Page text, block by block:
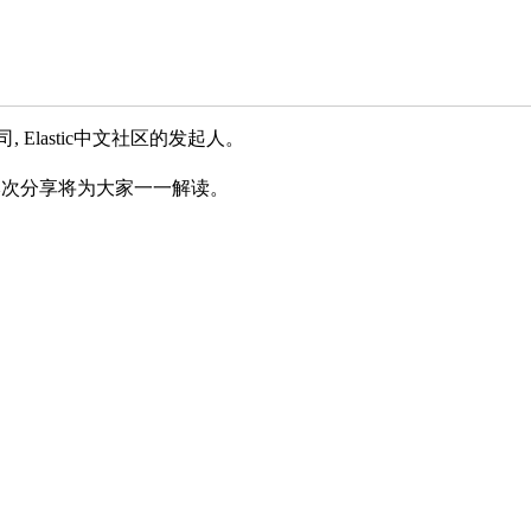
Elastic中文社区的发起人。
分享将为大家一一解读。